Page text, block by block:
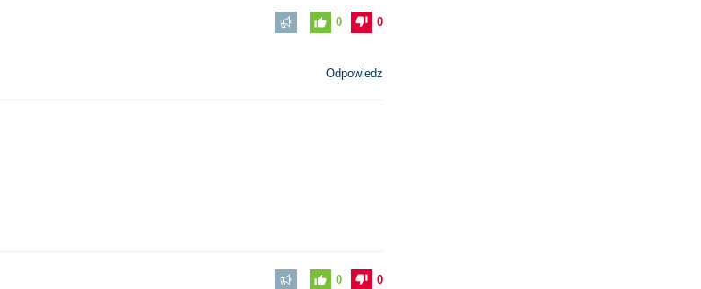
0
0
Odpowiedz
0
0